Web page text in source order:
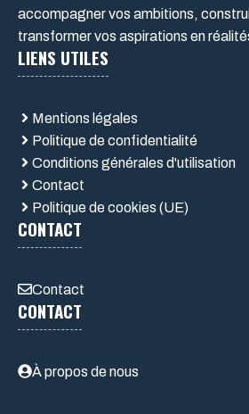
accompagner vos ambitions,
transformer vos aspirations en
LIENS UTILES
Mentions légales
Politique de confidentialité
Conditions générales d'utilisation
Contact
Politique de cookies (UE)
CONTACT
Contact
CONTACT
À propos de nous